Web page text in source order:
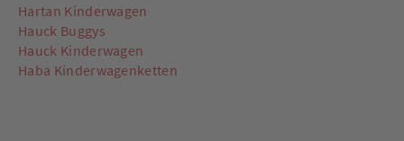
Hartan Kinderwagen
Hauck Buggys
Hauck Kinderwagen
Haba Kinderwagenketten